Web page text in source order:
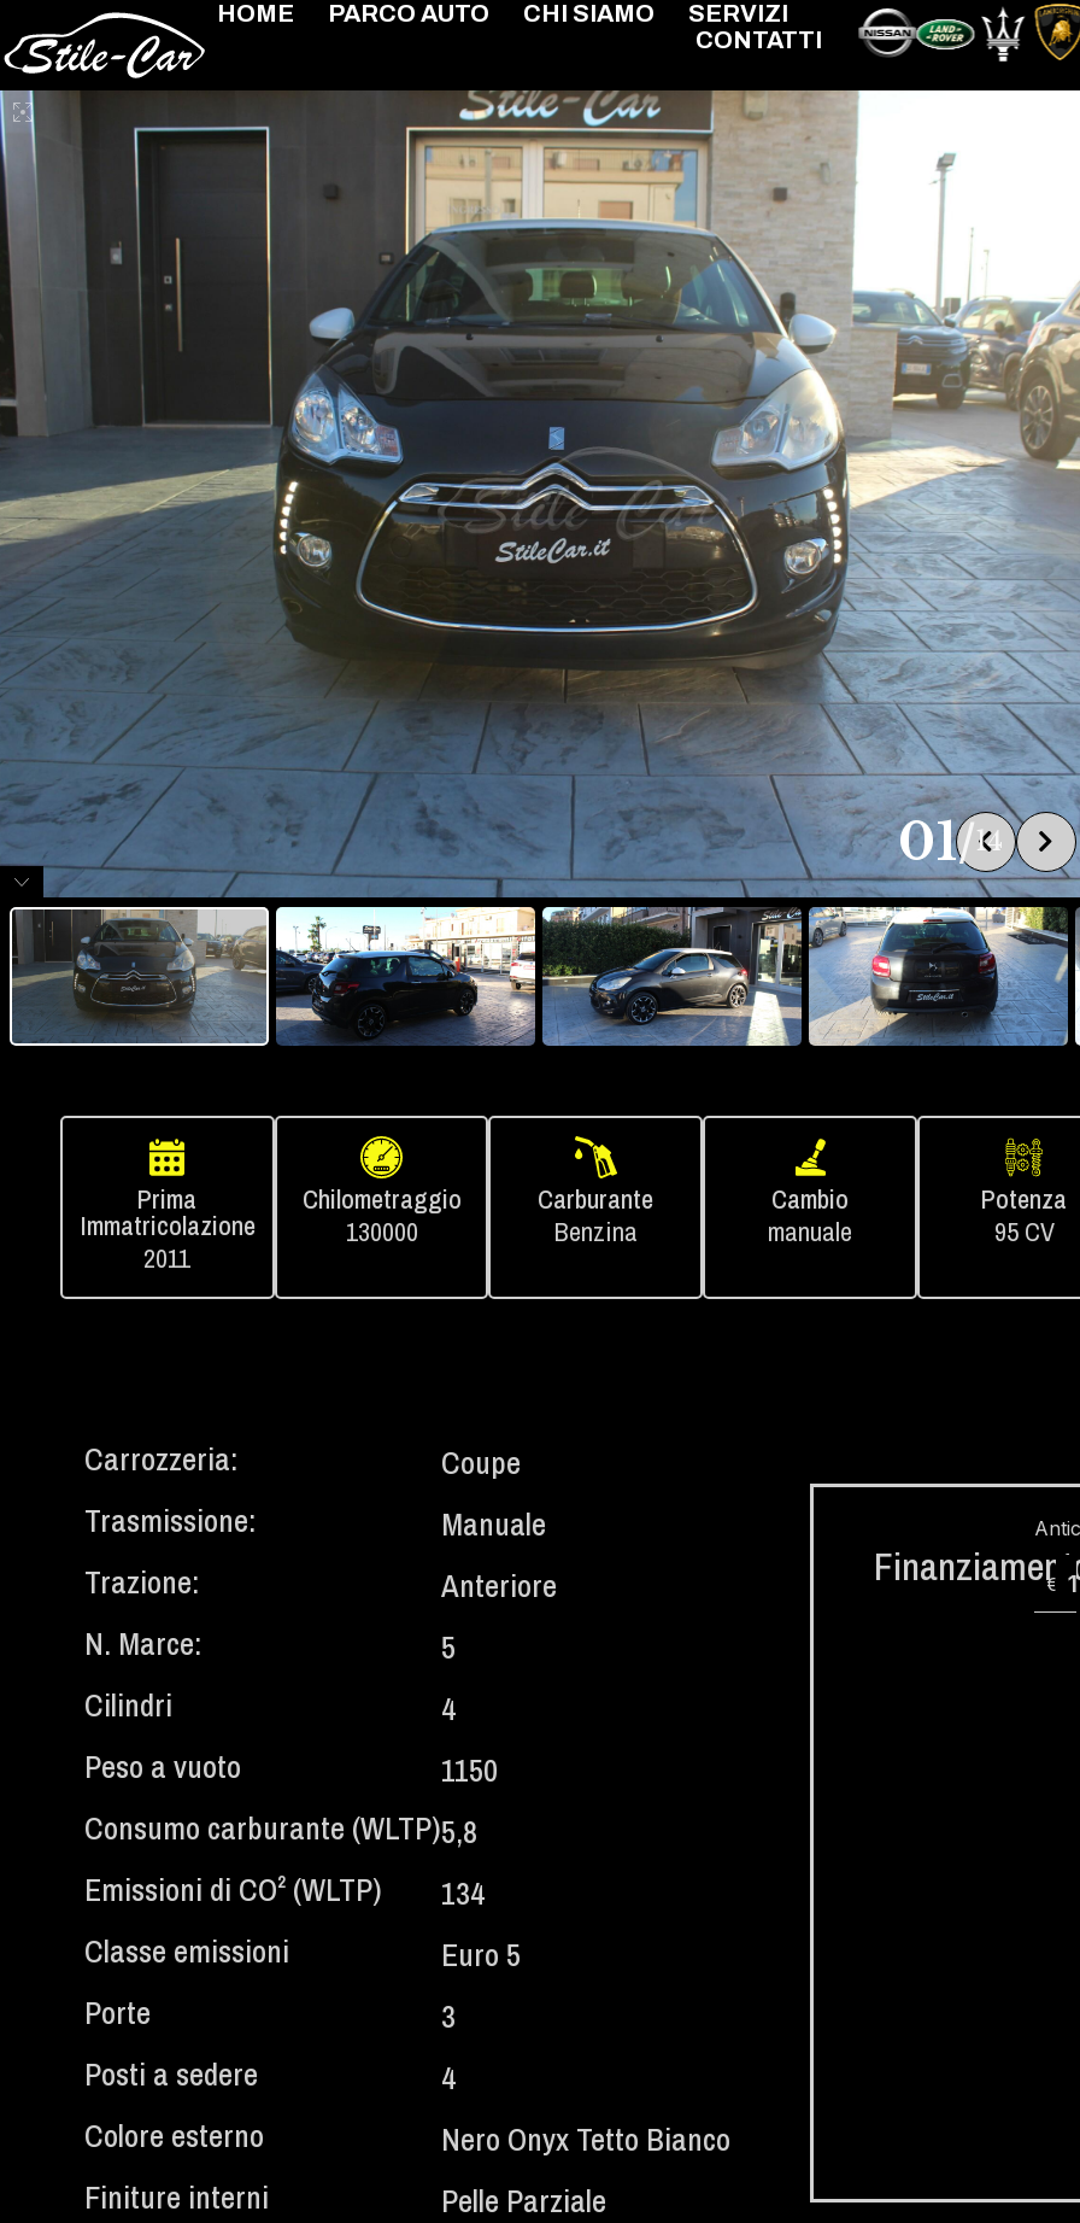
HOME PARCO AUTO CHI SIAMO
SERVIZI
CONTATTI
01/14
Prima
Immatricolazione
2011
Chilometraggio
130000
Carburante
Benzina
Cambio
manuale
Potenza
95 CV
Carrozzeria:
Coupe
Trasmissione:
Manuale
Trazione:
Anteriore
N. Marce:
5
Cilindri
4
Peso a vuoto
1150
Consumo carburante (WLTP)5,8
Emissioni di CO² (WLTP)​
134
Classe emissioni
Euro 5
Porte
3
Posti a sedere
4
Colore esterno
Nero Onyx Tetto Bianco
Finiture interni
Pelle Parziale
€